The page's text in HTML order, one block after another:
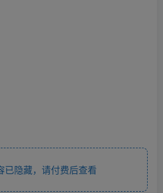
隐藏，请付费后查看